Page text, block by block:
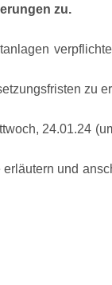
zu.
zu
24.01.24
und